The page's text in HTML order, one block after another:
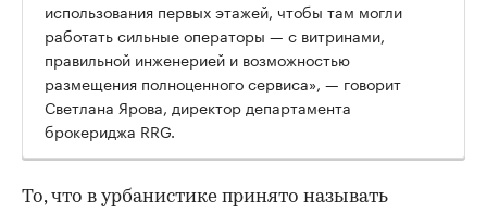
00:00
использования первых этажей, чтобы там могли
работать сильные операторы — с витринами,
правильной инженерией и возможностью
размещения полноценного сервиса», — говорит
Светлана Ярова, директор департамента
брокериджа RRG.
То, что в урбанистике принято называть